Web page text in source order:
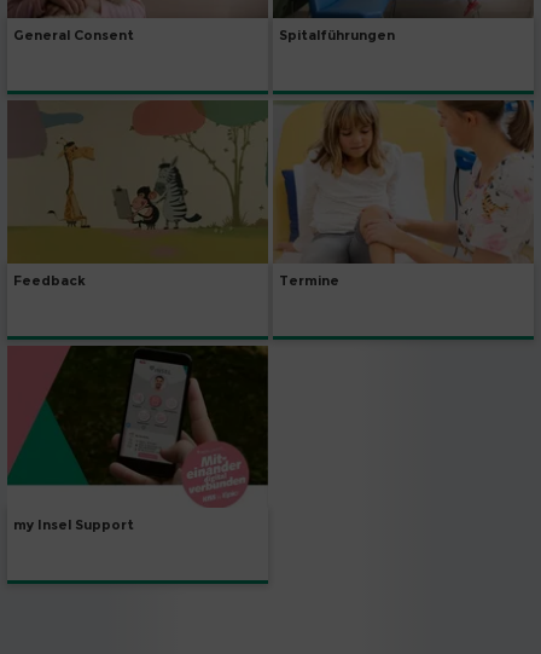
General Consent Spitalführungen
Feedback Termine
my Insel Support